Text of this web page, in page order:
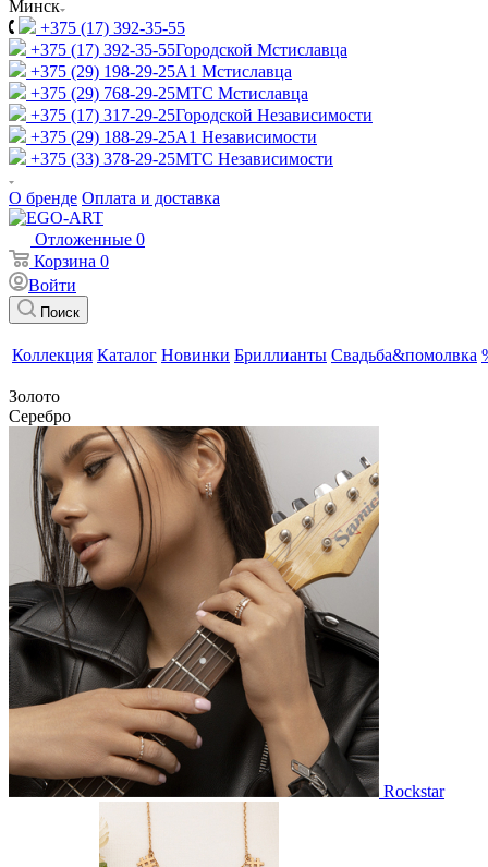
Минск
+375 (17) 392-35-55
+375 (17) 392-35-55Городской Мстиславца
+375 (29) 198-29-25A1 Мстиславца
+375 (29) 768-29-25МТС Мстиславца
+375 (17) 317-29-25Городской Независимости
+375 (29) 188-29-25A1 Независимости
+375 (33) 378-29-25МТС Независимости
О бренде Оплата и доставка
Отложенные 0
Корзина 0
Войти
Поиск
Коллекция Каталог Новинки Бриллианты Свадьба&помолвка
Золото
Серебро
Rockstar